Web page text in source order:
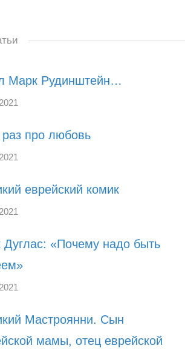
Марк Рудинштейн…
про любовь
еврейский комик
Дуглас: «Почему надо быть
Мастроянни. Сын
мамы, отец еврейской